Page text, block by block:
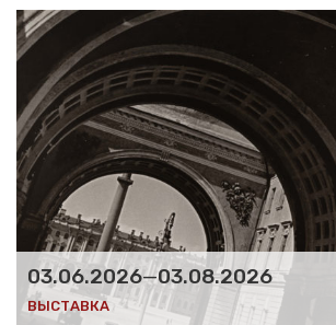
03.06.2026—03.08.2026
ВЫСТАВКА